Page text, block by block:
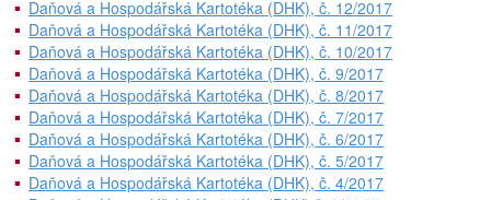
Daňová a Hospodářská Kartotéka (DHK), č. 12/2017
Daňová a Hospodářská Kartotéka (DHK), č. 11/2017
Daňová a Hospodářská Kartotéka (DHK), č. 10/2017
Daňová a Hospodářská Kartotéka (DHK), č. 9/2017
Daňová a Hospodářská Kartotéka (DHK), č. 8/2017
Daňová a Hospodářská Kartotéka (DHK), č. 7/2017
Daňová a Hospodářská Kartotéka (DHK), č. 6/2017
Daňová a Hospodářská Kartotéka (DHK), č. 5/2017
Daňová a Hospodářská Kartotéka (DHK), č. 4/2017